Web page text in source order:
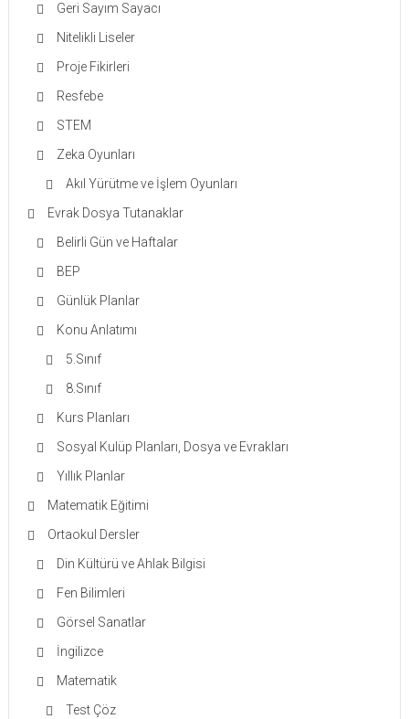
Geri Sayım Sayacı
Nitelikli Liseler
Proje Fikirleri
Resfebe
STEM
Zeka Oyunları
Akıl Yürütme ve İşlem Oyunları
Evrak Dosya Tutanaklar
Belirli Gün ve Haftalar
BEP
Günlük Planlar
Konu Anlatımı
5.Sınıf
8.Sınıf
Kurs Planları
Sosyal Kulüp Planları, Dosya ve Evrakları
Yıllık Planlar
Matematik Eğitimi
Ortaokul Dersler
Din Kültürü ve Ahlak Bilgisi
Fen Bilimleri
Görsel Sanatlar
İngilizce
Matematik
Test Çöz